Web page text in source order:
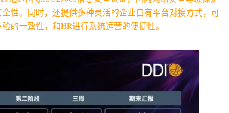
性。同时，还提供多种灵活的企业自有平台对接方式，可
的一致性，和HR进行系统运营的便捷性。